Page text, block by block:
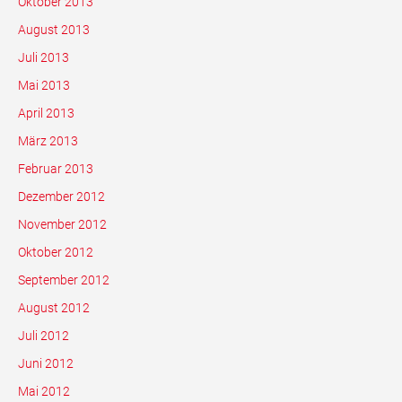
August 2013
Juli 2013
Mai 2013
April 2013
März 2013
Februar 2013
Dezember 2012
November 2012
Oktober 2012
September 2012
August 2012
Juli 2012
Juni 2012
Mai 2012